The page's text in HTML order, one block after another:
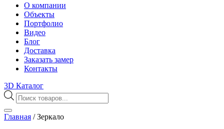
О компании
Объекты
Портфолио
Видео
Блог
Доставка
Заказать замер
Контакты
3D Каталог
Поиск
товаров
Главная /Зеркало